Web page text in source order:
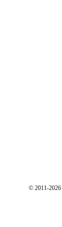
© 2011-2026